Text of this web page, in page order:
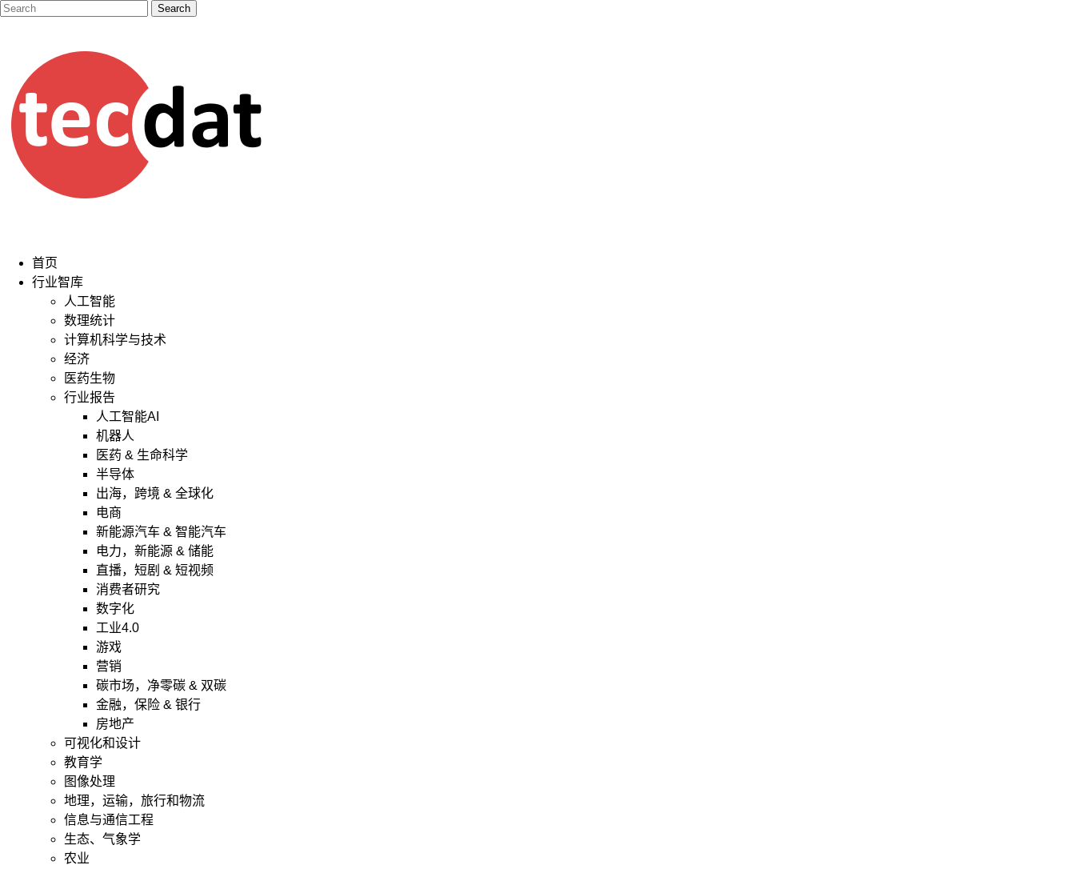
首页
行业智库
人工智能
数理统计
计算机科学与技术
经济
医药生物
行业报告
人工智能AI
机器人
医药 & 生命科学
半导体
出海，跨境 & 全球化
电商
新能源汽车 & 智能汽车
电力，新能源 & 储能
直播，短剧 & 短视频
消费者研究
数字化
工业4.0
游戏
营销
碳市场，净零碳 & 双碳
金融，保险 & 银行
房地产
可视化和设计
教育学
图像处理
地理，运输，旅行和物流
信息与通信工程
生态、气象学
农业